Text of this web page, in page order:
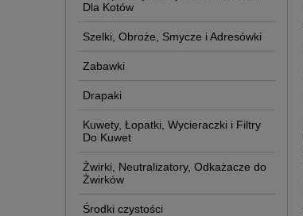
Dla Kotów
Szelki, Obroże, Smycze i Adresówki
Zabawki
Drapaki
Kuwety, Łopatki, Wycieraczki i Filtry
Do Kuwet
Żwirki, Neutralizatory, Odkażacze do
Żwirków
Środki czystości